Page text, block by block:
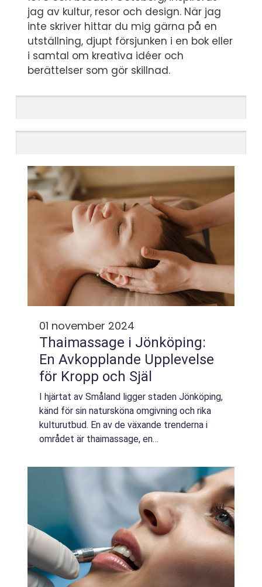
jag av kultur, resor och design. När jag
inte skriver hittar du mig gärna på en
utställning, djupt försjunken i en bok eller
i samtal om kreativa idéer och
berättelser som gör skillnad.
01 november 2024
Thaimassage i Jönköping:
En Avkopplande Upplevelse
för Kropp och Själ
I hjärtat av Småland ligger staden Jönköping,
känd för sin natursköna omgivning och rika
kulturutbud. En av de växande trenderna i
området är thaimassage, en